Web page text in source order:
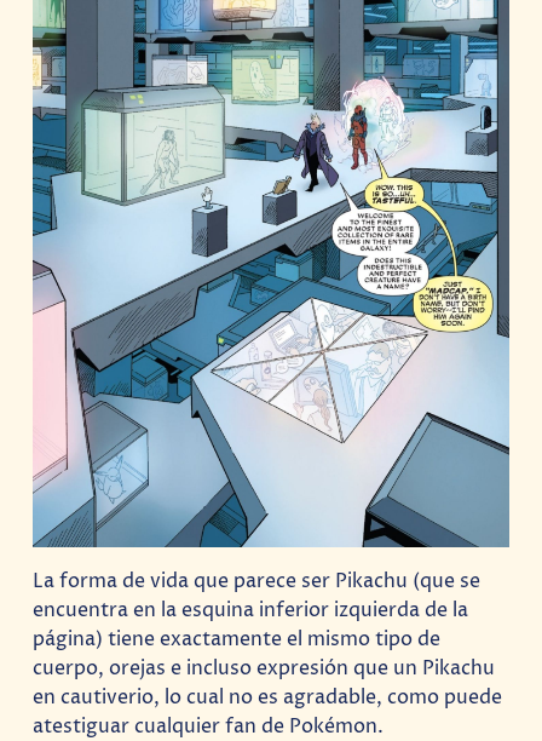
La forma de vida que parece ser Pikachu (que se
encuentra en la esquina inferior izquierda de la
página) tiene exactamente el mismo tipo de
cuerpo, orejas e incluso expresión que un Pikachu
en cautiverio, lo cual no es agradable, como puede
atestiguar cualquier fan de Pokémon.